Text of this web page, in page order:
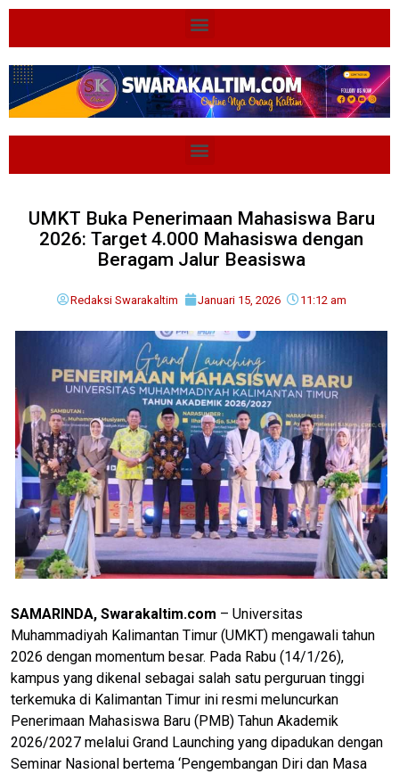
UMKT Buka Penerimaan Mahasiswa Baru
2026: Target 4.000 Mahasiswa dengan
Beragam Jalur Beasiswa
Redaksi Swarakaltim Januari 15, 2026 11:12 am
SAMARINDA, Swarakaltim.com – Universitas
Muhammadiyah Kalimantan Timur (UMKT) mengawali tahun
2026 dengan momentum besar. Pada Rabu (14/1/26),
kampus yang dikenal sebagai salah satu perguruan tinggi
terkemuka di Kalimantan Timur ini resmi meluncurkan
Penerimaan Mahasiswa Baru (PMB) Tahun Akademik
2026/2027 melalui Grand Launching yang dipadukan dengan
Seminar Nasional bertema ‘Pengembangan Diri dan Masa